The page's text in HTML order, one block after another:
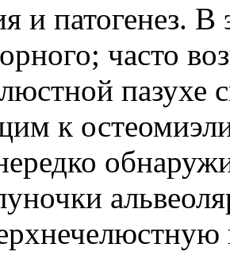
и патогенез. В
часто
пазухе
к